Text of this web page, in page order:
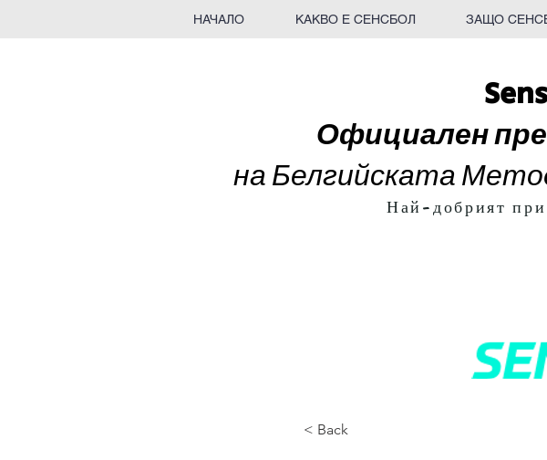
НАЧАЛО КАКВО Е СЕНСБОЛ ЗАЩО
Официален
на Белгийската
Най-добрият
< Back